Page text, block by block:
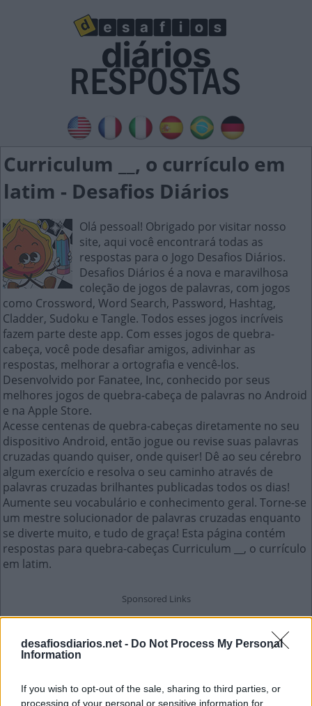
desafiosdiarios.net - Do Not Process My Personal
Information
If you wish to opt-out of the sale, sharing to third parties, or
processing of your personal or sensitive information for
Curriculum __, o currículo em
latim - Desafios Diários
Olá pessoal! Obrigado por visitar nosso
site, aqui você encontrará todas as
respostas para o Jogo Desafios Diários.
Desafios Diários é a nova e maravilhosa
coleção de jogos de palavras, com jogos
como Crossword, Word Search, Password, Hashtag,
Cladder, Sudoku e Tangle. Todos esses jogos incríveis
fazem parte deste app. Com esses jogos de quebra-
cabeça, você pode desafiar amigos, adivinhar as
respostas, melhorar a ortografia e vencê-los.
Desenvolvido por Fanatee, Inc, conhecido por seus
melhores jogos de quebra-cabeça de palavras no Android
e na Apple Store.
Acesse centenas de quebra-cabeças diretamente no seu
dispositivo Android, então jogue ou revise suas palavras
cruzadas quando quiser, onde quiser! Dê ao seu cérebro
algum exercício e resolva o seu caminho através de
palavras cruzadas brilhantes publicadas todos os dias!
Aumente seu vocabulário e conhecimento geral. Torne-se
um mestre solucionador de palavras cruzadas enquanto
se diverte muito, e tudo de graça! Esta página contém
respostas para quebra-cabeças Curriculum __, o currículo
em latim.